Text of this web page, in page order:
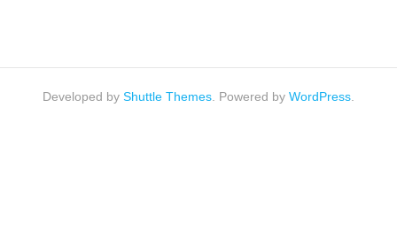
Developed by Shuttle Themes . Powered by WordPress